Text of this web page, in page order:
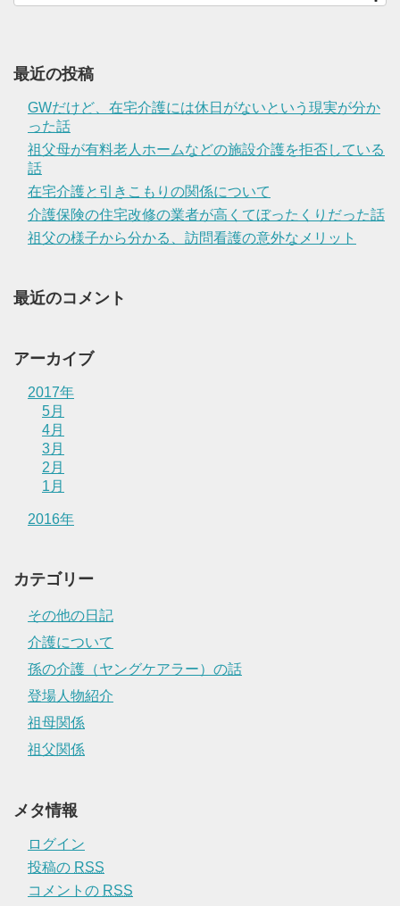
最近の投稿
GWだけど、在宅介護には休日がないという現実が分か
った話
祖父母が有料老人ホームなどの施設介護を拒否している
話
在宅介護と引きこもりの関係について
介護保険の住宅改修の業者が高くてぼったくりだった話
祖父の様子から分かる、訪問看護の意外なメリット
最近のコメント
アーカイブ
2017年
5月
4月
3月
2月
1月
2016年
カテゴリー
その他の日記
介護について
孫の介護（ヤングケアラー）の話
登場人物紹介
祖母関係
祖父関係
メタ情報
ログイン
投稿の RSS
コメントの RSS